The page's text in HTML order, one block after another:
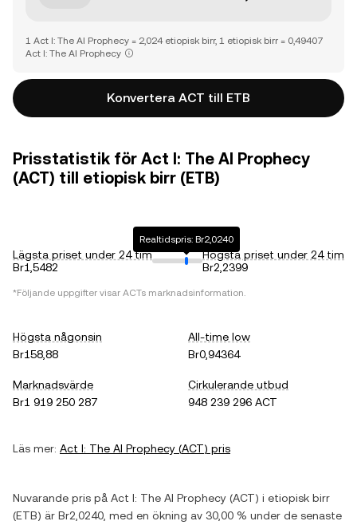
1 Act I: The AI Prophecy = 2,024 etiopisk birr, 1 etiopisk birr = 0,49407
Act I: The AI Prophecy
Konvertera ACT till ETB
Prisstatistik för Act I: The AI Prophecy
(ACT) till etiopisk birr (ETB)
Lägsta priset under 24 tim
Br1,5482
Realtidspris: Br2,0240
Högsta priset under 24 tim
Br2,2399
*Följande uppgifter visar ACTs marknadsinformation.
Högsta någonsin
Br158,88
All-time low
Br0,94364
Marknadsvärde
Br1 919 250 287
Cirkulerande utbud
948 239 296 ACT
Läs mer: Act I: The AI Prophecy (ACT) pris
Nuvarande pris på Act I: The AI Prophecy (ACT) i etiopisk birr
(ETB) är Br2,0240 , med en ökning av 30,00 % under de senaste